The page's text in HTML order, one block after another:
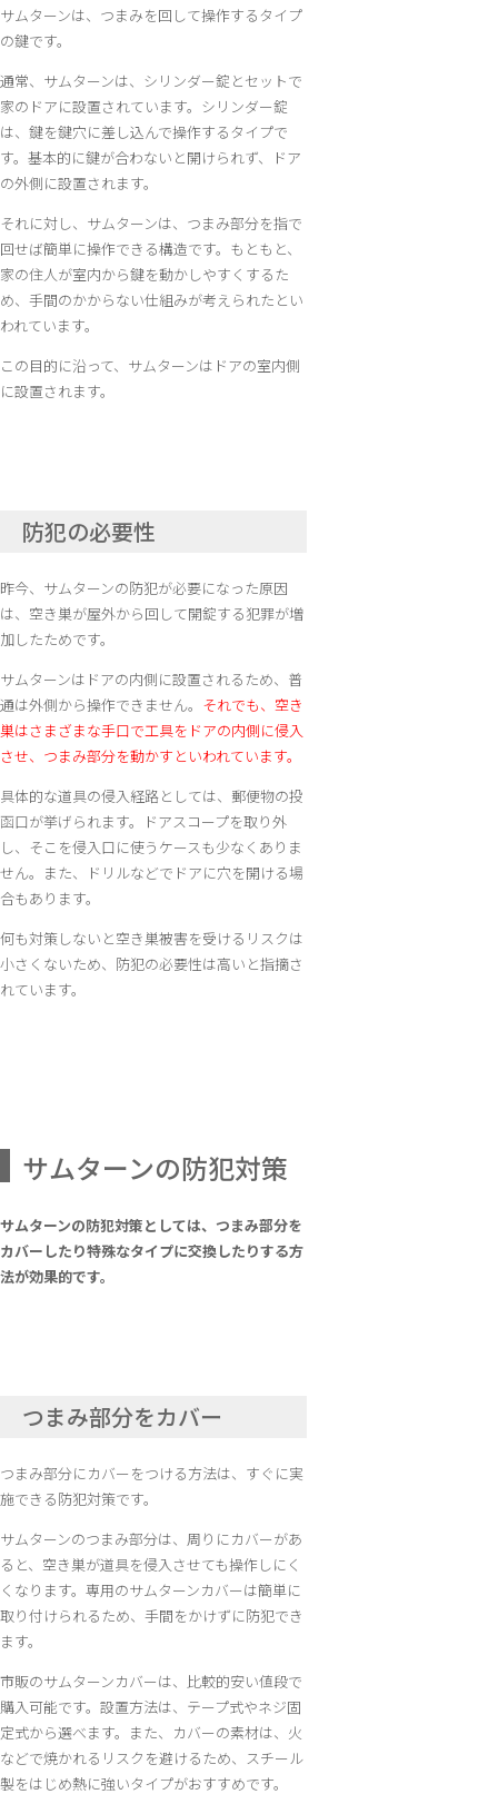
サムターンは、つまみを回して操作するタイプ
の鍵です。
通常、サムターンは、シリンダー錠とセットで
家のドアに設置されています。シリンダー錠
は、鍵を鍵穴に差し込んで操作するタイプで
す。基本的に鍵が合わないと開けられず、ドア
の外側に設置されます。
それに対し、サムターンは、つまみ部分を指で
回せば簡単に操作できる構造です。もともと、
家の住人が室内から鍵を動かしやすくするた
め、手間のかからない仕組みが考えられたとい
われています。
この目的に沿って、サムターンはドアの室内側
に設置されます。
防犯の必要性
昨今、サムターンの防犯が必要になった原因
は、空き巣が屋外から回して開錠する犯罪が増
加したためです。
サムターンはドアの内側に設置されるため、普
通は外側から操作できません。 それでも、空き
巣はさまざまな手口で工具をドアの内側に侵入
させ、つまみ部分を動かすといわれています。
具体的な道具の侵入経路としては、郵便物の投
函口が挙げられます。ドアスコープを取り外
し、そこを侵入口に使うケースも少なくありま
せん。また、ドリルなどでドアに穴を開ける場
合もあります。
何も対策しないと空き巣被害を受けるリスクは
小さくないため、防犯の必要性は高いと指摘さ
れています。
サムターンの防犯対策
サムターンの防犯対策としては、つまみ部分を
カバーしたり特殊なタイプに交換したりする方
法が効果的です。
つまみ部分をカバー
つまみ部分にカバーをつける方法は、すぐに実
施できる防犯対策です。
サムターンのつまみ部分は、周りにカバーがあ
ると、空き巣が道具を侵入させても操作しにく
くなります。専用のサムターンカバーは簡単に
取り付けられるため、手間をかけずに防犯でき
ます。
市販のサムターンカバーは、比較的安い値段で
購入可能です。設置方法は、テープ式やネジ固
定式から選べます。また、カバーの素材は、火
などで焼かれるリスクを避けるため、スチール
製をはじめ熱に強いタイプがおすすめです。